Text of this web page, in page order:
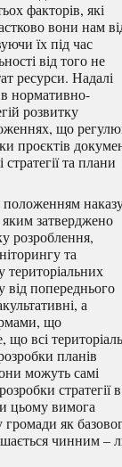
факторів, які
вони нам
їх під час
від того не
ресурси. Надалі
в нормативно-
розвитку
що
проєктів
та плани
положенням
затверджено
розроблення,
та
територіальних
від попереднього
а
що
всі
планів
можуть самі
стратегії в
цьому вимога
громади як
чинним –